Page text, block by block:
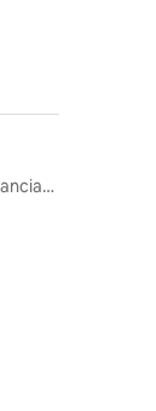
Alojamientos para estancias largas